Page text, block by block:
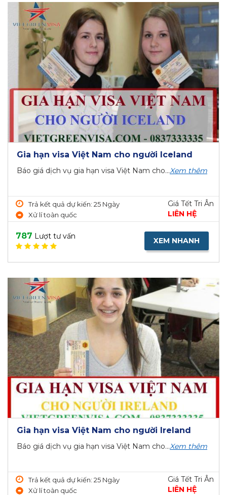
Gia hạn visa Việt Nam cho người Iceland
Báo giá dịch vụ gia hạn visa Việt Nam cho...Xem thêm
Trả kết quả dự kiến: 25 Ngày
Xử lí toàn quốc
Giá Tết Tri Ân
LIÊN HỆ
787 Lượt tư vấn XEM NHANH
Gia hạn visa Việt Nam cho người Ireland
Báo giá dịch vụ gia hạn visa Việt Nam cho...Xem thêm
Trả kết quả dự kiến: 25 Ngày
Xử lí toàn quốc
Giá Tết Tri Ân
LIÊN HỆ